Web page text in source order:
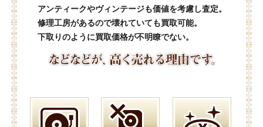
アンティークやヴィンテージも価値を考慮し査定。
修理工房があるので壊れていても買取可能。
下取りのように買取価格が不明瞭でない。